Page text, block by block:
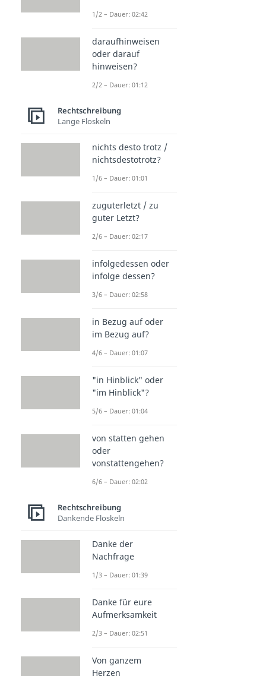
1/2 – Dauer: 02:42
daraufhinweisen
oder darauf
hinweisen?
2/2 – Dauer: 01:12
Rechtschreibung
Lange Floskeln
nichts desto trotz /
nichtsdestotrotz?
1/6 – Dauer: 01:01
zuguterletzt / zu
guter Letzt?
2/6 – Dauer: 02:17
infolgedessen oder
infolge dessen?
3/6 – Dauer: 02:58
in Bezug auf oder
im Bezug auf?
4/6 – Dauer: 01:07
"in Hinblick" oder
"im Hinblick"?
5/6 – Dauer: 01:04
von statten gehen
oder
vonstattengehen?
6/6 – Dauer: 02:02
Rechtschreibung
Dankende Floskeln
Danke der
Nachfrage
1/3 – Dauer: 01:39
Danke für eure
Aufmerksamkeit
2/3 – Dauer: 02:51
Von ganzem
Herzen